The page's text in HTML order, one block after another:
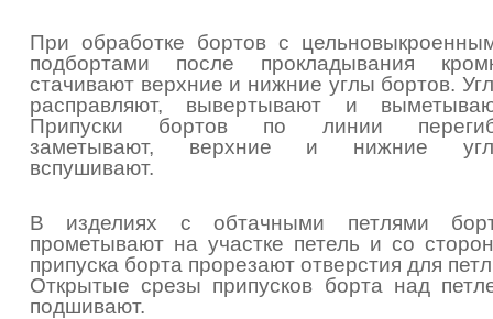
При обработке бортов с
подбортами после прокладывания
стачивают верхние и нижние углы бортов.
расправляют, вывертывают и
Припуски бортов по линии
заметывают, верхние и нижние
вспушивают.
В изделиях с обтачными петлями
прометывают на участке петель и со
припуска борта прорезают отверстия для
Открытые срезы припусков борта над
подшивают.